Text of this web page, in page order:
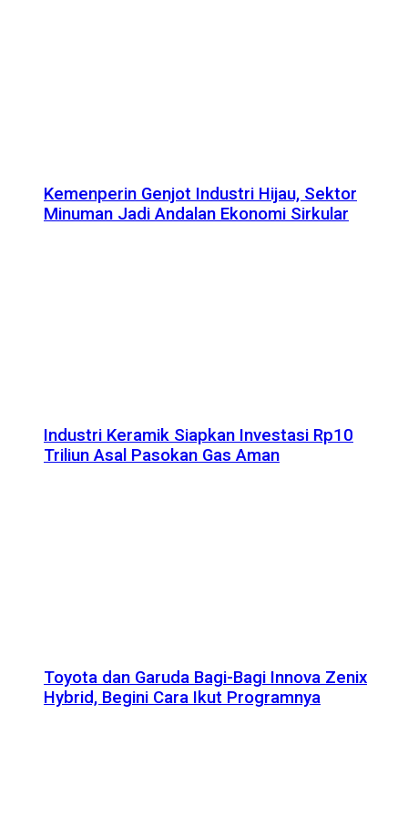
Kemenperin Genjot Industri Hijau, Sektor
Minuman Jadi Andalan Ekonomi Sirkular
Industri Keramik Siapkan Investasi Rp10
Triliun Asal Pasokan Gas Aman
Toyota dan Garuda Bagi-Bagi Innova Zenix
Hybrid, Begini Cara Ikut Programnya